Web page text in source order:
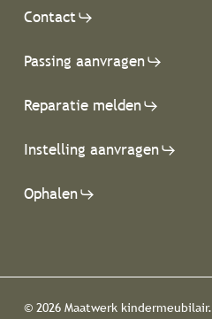
Contact
Passing aanvragen
Reparatie melden
Instelling aanvragen
Ophalen
© 2026 Maatwerk kindermeubilair.